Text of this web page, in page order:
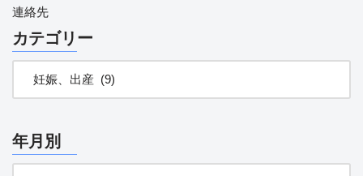
連絡先
カテゴリー
年月別